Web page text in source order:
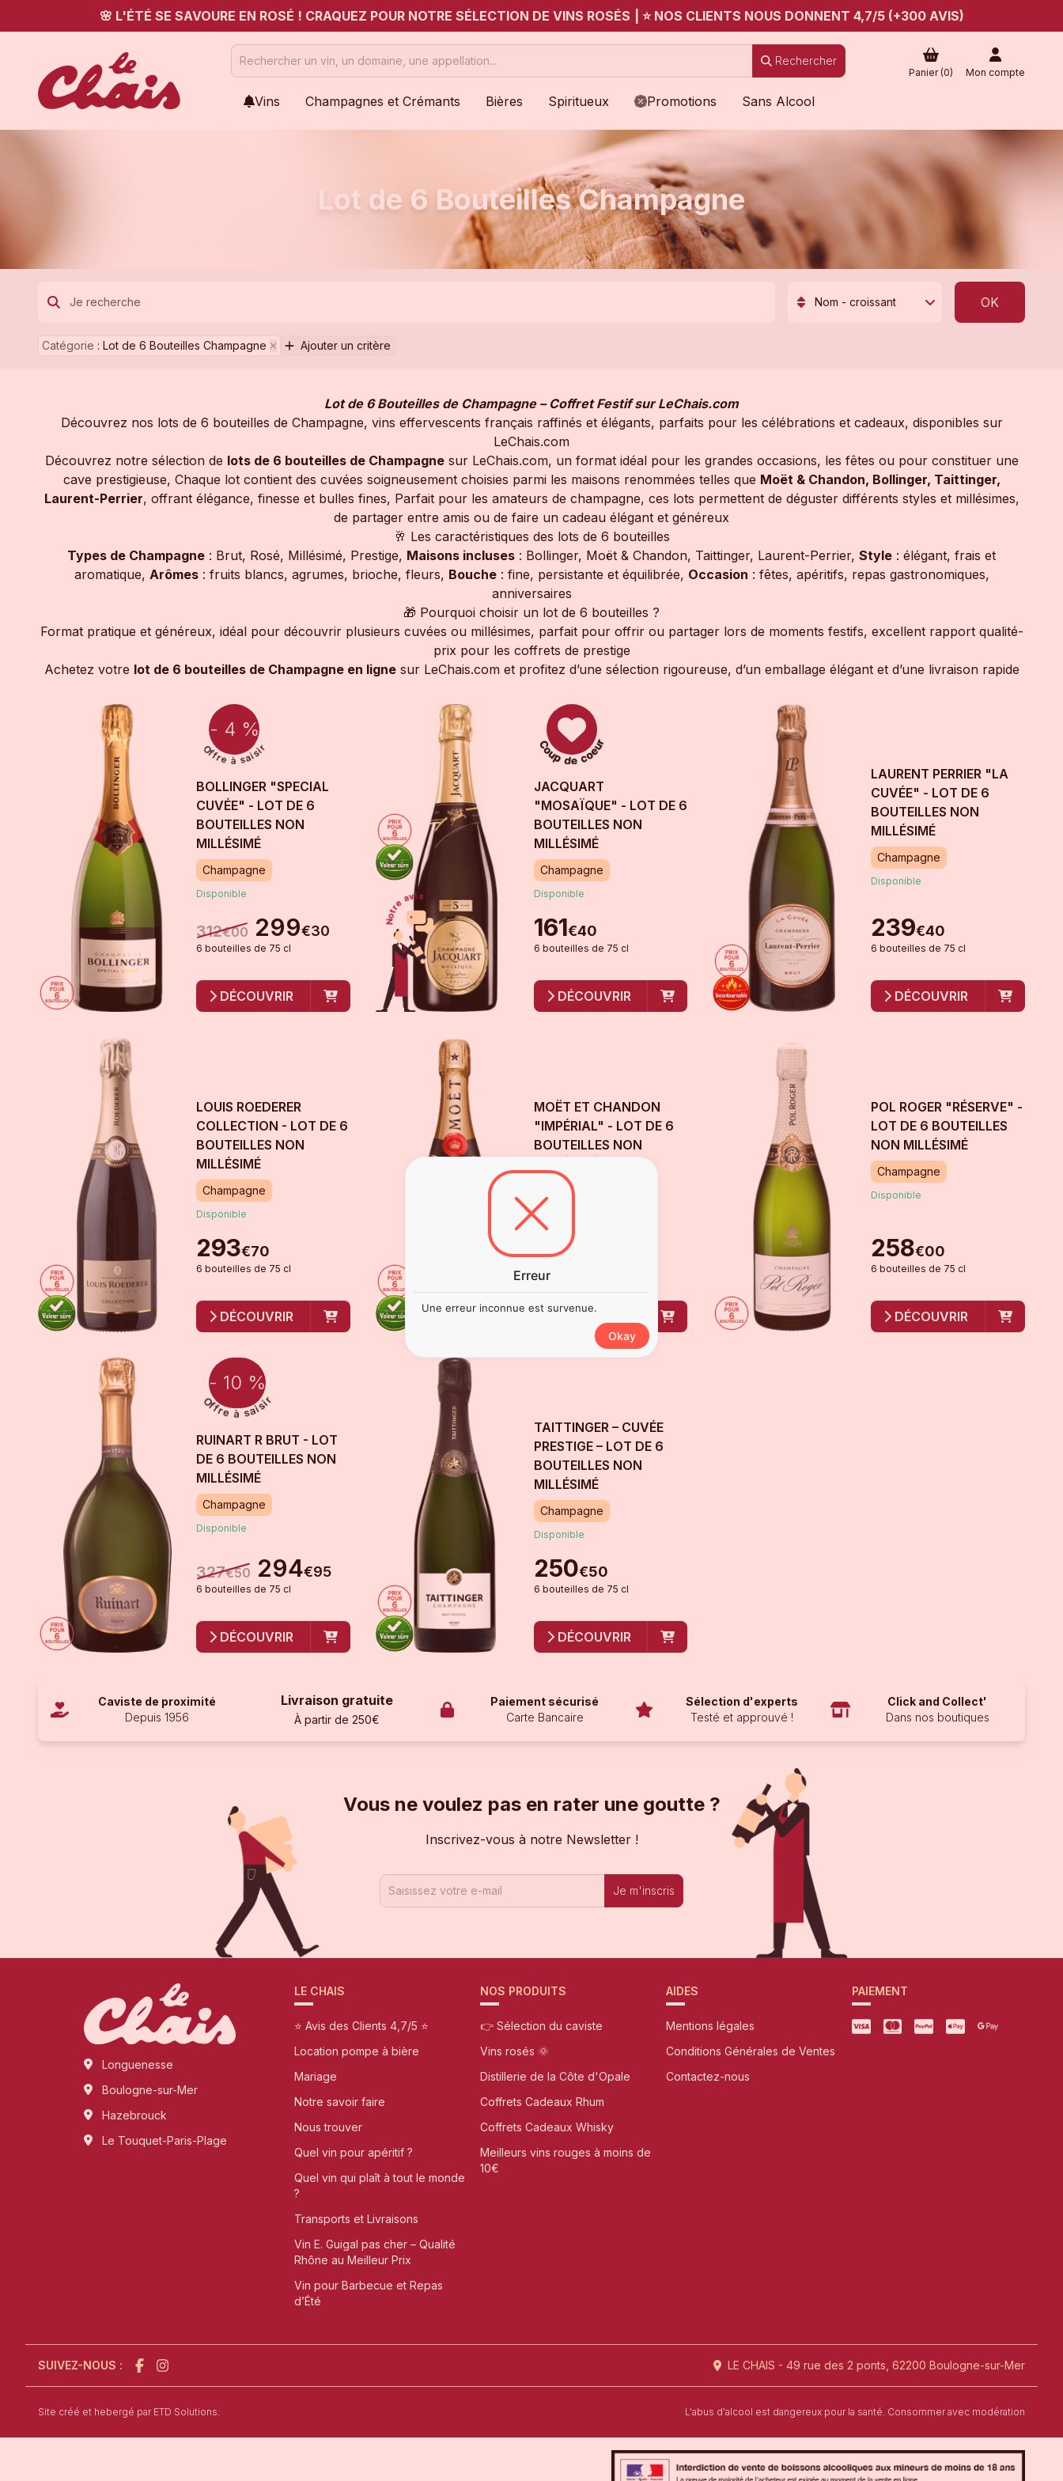
🌸 L'ÉTÉ SE SAVOURE EN ROSÉ ! CRAQUEZ POUR NOTRE SÉLECTION DE VINS ROSÉS ⭐ NOS CLIENTS NOUS DONNENT 4,7/5 (+300 AVIS)
Rechercher
Panier (0) Mon compte
Vins Champagnes et Crémants Bières Spiritueux Promotions Sans Alcool
Lot de 6 Bouteilles Champagne
Nom - croissant OK
Catégorie : Lot de 6 Bouteilles Champagne Ajouter un critère
Lot de 6 Bouteilles de Champagne – Coffret Festif sur LeChais.com
Découvrez nos lots de 6 bouteilles de Champagne, vins effervescents français raffinés et élégants, parfaits pour les célébrations et cadeaux, disponibles sur
LeChais.com
Découvrez notre sélection de lots de 6 bouteilles de Champagnesur LeChais.com, un format idéal pour les grandes occasions, les fêtes ou pour constituer une
cave prestigieuse, Chaque lot contient des cuvées soigneusement choisies parmi les maisons renommées telles que Moët & Chandon, Bollinger, Taittinger,
Laurent-Perrier, offrant élégance, finesse et bulles fines, Parfait pour les amateurs de champagne, ces lots permettent de déguster différents styles et millésimes,
de partager entre amis ou de faire un cadeau élégant et généreux
🥂 Les caractéristiques des lots de 6 bouteilles
Types de Champagne : Brut, Rosé, Millésimé, Prestige, Maisons incluses : Bollinger, Moët & Chandon, Taittinger, Laurent-Perrier, Style : élégant, frais et
aromatique, Arômes: fruits blancs, agrumes, brioche, fleurs, Bouche: fine, persistante et équilibrée, Occasion : fêtes, apéritifs, repas gastronomiques,
anniversaires
🎁 Pourquoi choisir un lot de 6 bouteilles ?
Format pratique et généreux, idéal pour découvrir plusieurs cuvées ou millésimes, parfait pour offrir ou partager lors de moments festifs, excellent rapport qualité-
prix pour les coffrets de prestige
Achetez votre lot de 6 bouteilles de Champagne en lignesur LeChais.com et profitez d’une sélection rigoureuse, d’un emballage élégant et d’une livraison rapide
- 4 %
BOLLINGER "SPECIAL
CUVÉE" - LOT DE 6
BOUTEILLES NON
MILLÉSIMÉ
Champagne
Disponible
312€00 299€30
6 bouteilles de 75 cl
DÉCOUVRIR
JACQUART
"MOSAÏQUE" - LOT DE 6
BOUTEILLES NON
MILLÉSIMÉ
Champagne
Disponible
161€40
6 bouteilles de 75 cl
DÉCOUVRIR
LAURENT PERRIER "LA
CUVÉE" - LOT DE 6
BOUTEILLES NON
MILLÉSIMÉ
Champagne
Disponible
239€40
6 bouteilles de 75 cl
DÉCOUVRIR
LOUIS ROEDERER
COLLECTION - LOT DE 6
BOUTEILLES NON
MILLÉSIMÉ
Champagne
Disponible
293€70
6 bouteilles de 75 cl
DÉCOUVRIR
MOËT ET CHANDON
"IMPÉRIAL" - LOT DE 6
BOUTEILLES NON
Champagne
Disponible
225
DÉCOUVRIR
POL ROGER "RÉSERVE" -
LOT DE 6 BOUTEILLES
NON MILLÉSIMÉ
Champagne
Disponible
258€00
6 bouteilles de 75 cl
DÉCOUVRIR
- 10 %
RUINART R BRUT - LOT
DE 6 BOUTEILLES NON
MILLÉSIMÉ
Champagne
Disponible
327€50 294€95
6 bouteilles de 75 cl
DÉCOUVRIR
TAITTINGER – CUVÉE
PRESTIGE – LOT DE 6
BOUTEILLES NON
MILLÉSIMÉ
Champagne
Disponible
250€50
6 bouteilles de 75 cl
DÉCOUVRIR
Caviste de proximité
Depuis 1956
Livraison gratuite
À partir de 250€
Paiement sécurisé
Carte Bancaire
Sélection d'experts
Testé et approuvé !
Click and Collect'
Dans nos boutiques
Vous ne voulez pas en rater une goutte ?
Inscrivez-vous à notre Newsletter !
Je m'inscris
Longuenesse
Boulogne-sur-Mer
Hazebrouck
Le Touquet-Paris-Plage
LE CHAIS
⭐ Avis des Clients 4,7/5 ⭐
Location pompe à bière
Mariage
Notre savoir faire
Nous trouver
Quel vin pour apéritif ?
Quel vin qui plaît à tout le monde
?
Transports et Livraisons
Vin E. Guigal pas cher – Qualité
Rhône au Meilleur Prix
Vin pour Barbecue et Repas
d’Été
NOS PRODUITS
👉 Sélection du caviste
Vins rosés 🌞
Distillerie de la Côte d'Opale
Coffrets Cadeaux Rhum
Coffrets Cadeaux Whisky
Meilleurs vins rouges à moins de
10€
AIDES
Mentions légales
Conditions Générales de Ventes
Contactez-nous
PAIEMENT
SUIVEZ-NOUS : LE CHAIS - 49 rue des 2 ponts, 62200 Boulogne-sur-Mer
Site créé et hebergé parl'agence de création de site internet à Saint-Omer
ETD Solutions. L'abus d'alcool est dangereux pour la santé. Consommer avec modération
Erreur
Une erreur inconnue est survenue.
Okay